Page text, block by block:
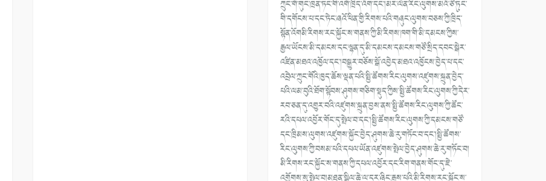
ཀྲུང་གོ་གུང་ཁྲན་ཏང་གི་འགོ་ཁྲིད་འོག་དང༌།མར་ལེན་རིང་ལུགས་མའོ་ཙེ་ཏུང་
གི་དགོངས་པ་དང་ཏེང་ཞའོ་ཕིན་གྱི་རིགས་པའི་གཞུང་ལུགས་བཅས་ཀྱི་ཁྲིད་
སྟོན་འོགམི་རིགས་རང་སྐྱོང་ས་གནས་ཀྱི་མི་རིགས་ཁག་གི་མི་དམངས་ཀྱིས་
རྒྱལ་ཡོངས་མི་དམངས་དང་ལྷན་དུ་མི་དམངས་དམངས་གཙོ་སྲིད་དབང་སྒེར་
འཛིན་མཐའ་འཁྱོལ་དང༌།བསྒྱུར་བཅོས་སྒོ་འབྱེད་མཐའ་འཁྱོངས་བྱེད་པ་དང་
འབྲེལ་ཀྲུང་གོའི་ཁྱད་ཆོས་ལྡན་པའི་སྤྱི་ཚོགས་རིང་ལུགས་འཛུགས་སྐྲུན་བྱེད་
པའི་ལམ་བུའི་ཐོག་སྟོབས་ཤུགས་གཅིག་སྡུད་ཀྱིས་སྤྱི་ཚོགས་རིང་ལུགས་ཀྱི་དེར་
རབ་ཅན་དུ་འགྱུར་བའི་འཛུགས་སྐྲུན་བྱས་ནས་སྤྱི་ཚོགས་རིང་ལུགས་ཀྱི་ཚོང་
རའི་དཔལ་འབྱོར་གོང་དུ་སྤེལ་བ་དང༌།སྤྱི་ཚོགས་རིང་ལུགས་ཀྱི་དམངས་གཙོ་
དང་ཁྲིམས་ལུགས་འཛུགས་སྐྱོང་བྱེད་ཤུགས་ཆེ་རུ་གཏོང་བ་དང༌།སྤྱི་ཚོགས་
རིང་ལུགས་ཀྱི་བསམ་པའི་དཔལ་ཡོན་འཛུགས་སྤེལ་བྱེད་ཤུགས་ཆེ་རུ་གཏོང་བ།
མི་རིགས་རང་སྐྱོང་ས་གནས་ཀྱི་དཔལ་འབྱོར་དང་རིག་གནས་གོང་དུ་ཇེ་